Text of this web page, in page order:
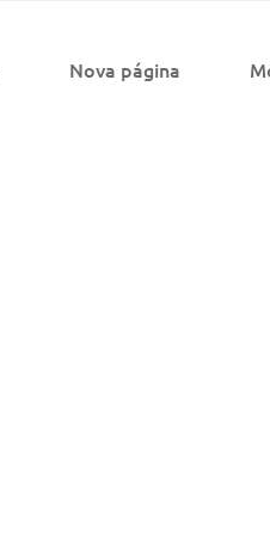
Nova página